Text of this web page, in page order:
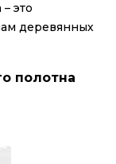
это
деревянных
полотна